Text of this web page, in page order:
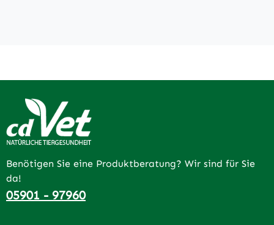
Benötigen Sie eine Produktberatung? Wir sind für Sie
da!
05901 - 97960